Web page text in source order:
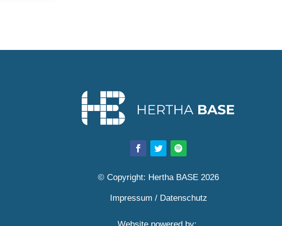
© Copyright: Hertha BASE 2026
Impressum / Datenschutz
Website powered by: